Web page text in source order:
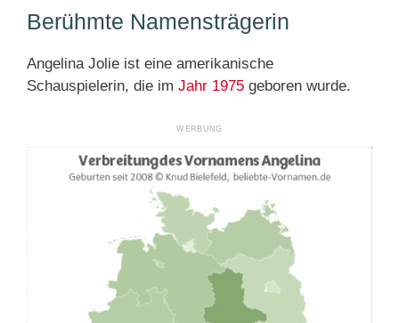
Berühmte Namensträgerin
Angelina Jolie ist eine amerikanische
Schauspielerin, die im Jahr 1975 geboren wurde.